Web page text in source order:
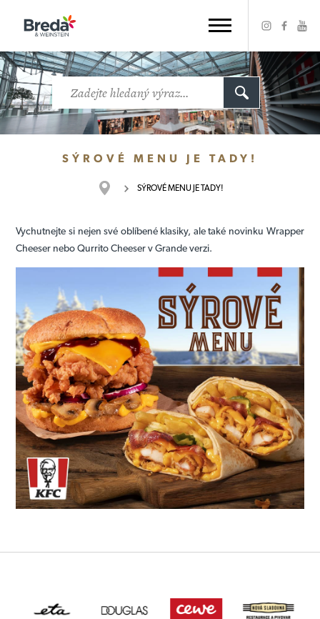
SÝROVÉ MENU JE TADY!
SÝROVÉ MENU JE TADY!
Vychutnejte si nejen své oblíbené klasiky, ale také novinku Wrapper
Cheeser nebo Qurrito Cheeser v Grande verzi.